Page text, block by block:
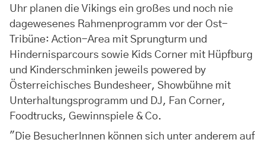
Uhr planen die Vikings ein großes und noch nie
dagewesenes Rahmenprogramm vor der Ost-
Tribüne: Action-Area mit Sprungturm und
Hindernisparcours sowie Kids Corner mit Hüpfburg
und Kinderschminken jeweils powered by
Österreichisches Bundesheer, Showbühne mit
Unterhaltungsprogramm und DJ, Fan Corner,
Foodtrucks, Gewinnspiele & Co.
"Die BesucherInnen können sich unter anderem auf